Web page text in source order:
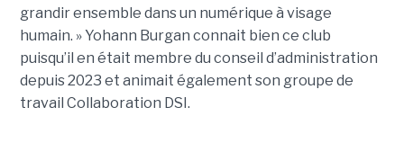
grandir ensemble dans un numérique à visage
humain. »Yohann Burgan connait bien ce club
puisqu’il en était membre du conseil d’administration
depuis 2023 et animait également son groupe de
travail Collaboration DSI.